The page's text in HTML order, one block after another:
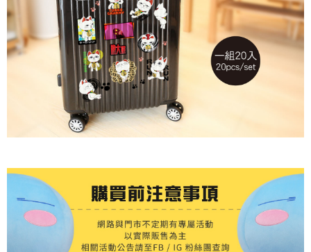
每筆NT$220
黑貓宅配-貨到付款
每筆NT$150